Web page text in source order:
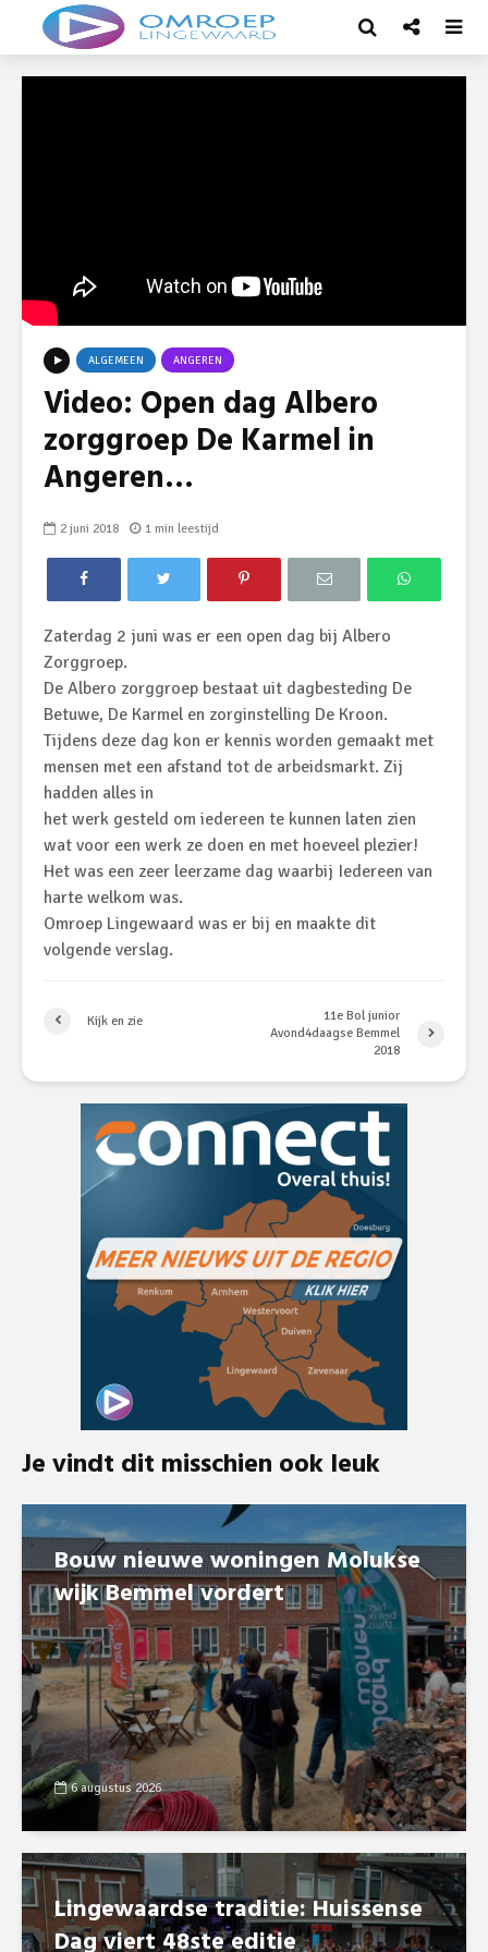
ALGEMEEN ANGEREN
Video: Open dag Albero
zorggroep De Karmel in
Angeren…
2 juni 2018 1 min leestijd
Zaterdag 2 juni was er een open dag bij Albero
Zorggroep.
De Albero zorggroep bestaat uit dagbesteding De
Betuwe, De Karmel en zorginstelling De Kroon.
Tijdens deze dag kon er kennis worden gemaakt met
mensen met een afstand tot de arbeidsmarkt. Zij
hadden alles in
het werk gesteld om iedereen te kunnen laten zien
wat voor een werk ze doen en met hoeveel plezier!
Het was een zeer leerzame dag waarbij Iedereen van
harte welkom was.
Omroep Lingewaard was er bij en maakte dit
volgende verslag.
Kijk en zie
11e Bol junior
Avond4daagse Bemmel
2018
Je vindt dit misschien ook leuk
Bouw nieuwe woningen Molukse
wijk Bemmel vordert
6 augustus 2026
Lingewaardse traditie: Huissense
Dag viert 48ste editie